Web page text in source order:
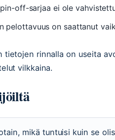
off-sarjaa ei ole
pelottavuus on saattanut
tietojen rinnalla on useita
vilkkaina.
mikä tuntuisi kuin se